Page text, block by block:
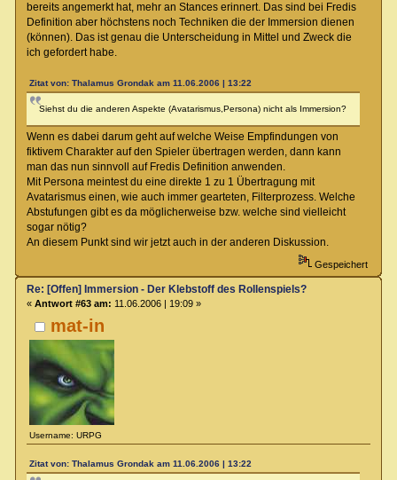
bereits angemerkt hat, mehr an Stances erinnert. Das sind bei Fredis
Definition aber höchstens noch Techniken die der Immersion dienen
(können). Das ist genau die Unterscheidung in Mittel und Zweck die
ich gefordert habe.
Zitat von: Thalamus Grondak am 11.06.2006 | 13:22
Siehst du die anderen Aspekte (Avatarismus,Persona) nicht als Immersion?
Wenn es dabei darum geht auf welche Weise Empfindungen von
fiktivem Charakter auf den Spieler übertragen werden, dann kann
man das nun sinnvoll auf Fredis Definition anwenden.
Mit Persona meintest du eine direkte 1 zu 1 Übertragung mit
Avatarismus einen, wie auch immer gearteten, Filterprozess. Welche
Abstufungen gibt es da möglicherweise bzw. welche sind vielleicht
sogar nötig?
An diesem Punkt sind wir jetzt auch in der anderen Diskussion.
Gespeichert
mat-in
Username: URPG
Re: [Offen] Immersion - Der Klebstoff des Rollenspiels?
« Antwort #63 am: 11.06.2006 | 19:09 »
Zitat von: Thalamus Grondak am 11.06.2006 | 13:22